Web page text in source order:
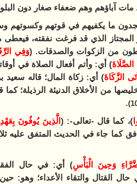
مات آباؤهم وهم ضعفاء صغار دون
ما يكفيهم في قوتهم وكسوتهم
الذي قد فرغت نفقته، فيعطى
من الزكوات والصدقات. (وَفِي
الصَّلَاةَ) أي: وأتم أفعال الصلاة في
الزَّكَاةَ) أي: زكاة المال؛ قاله سعيد
من الأخلاق الدنيئة الرذيلة؛
.
)، كما قال -تعالى-: (الَّذِينَ يُوفُونَ
كما جاء في الحديث المتفق عليه
وَحِينَ الْبَأْسِ) أي: في حال
حال القتال والتقاء الأعداء؛ وهو: